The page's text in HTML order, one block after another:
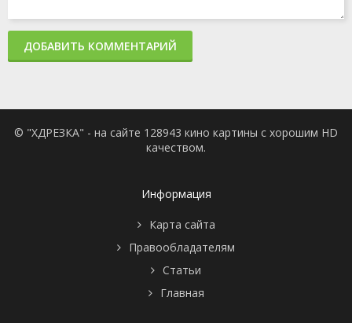
ДОБАВИТЬ КОММЕНТАРИЙ
© "ХДРЕЗКА" - на сайте 128943 кино картины с хорошим HD
качеством.
Информация
Карта сайта
Правообладателям
Статьи
Главная